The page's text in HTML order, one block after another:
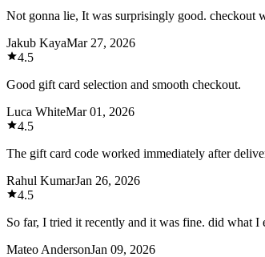
Not gonna lie, It was surprisingly good. checkout
Jakub KayaMar 27, 2026
4.5
Good gift card selection and smooth checkout.
Luca WhiteMar 01, 2026
4.5
The gift card code worked immediately after
Rahul KumarJan 26, 2026
4.5
So far, I tried it recently and it was fine. did what I
Mateo AndersonJan 09, 2026